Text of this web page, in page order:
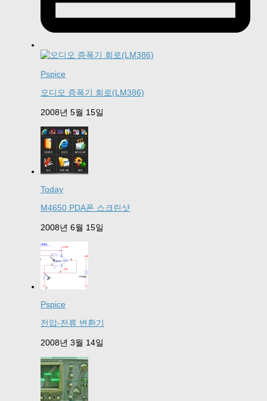
Pspice
오디오 증폭기 회로(LM386)
2008년 5월 15일
Today
M4650 PDA폰 스크린샷
2008년 6월 15일
Pspice
전압-전류 변환기
2008년 3월 14일